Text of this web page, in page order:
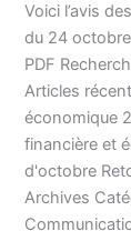
Voici l’avis
du 24
PDF
Articles
économique
financière et
d'octobre
Archives
financière
et
économique
2023
de
la
CR